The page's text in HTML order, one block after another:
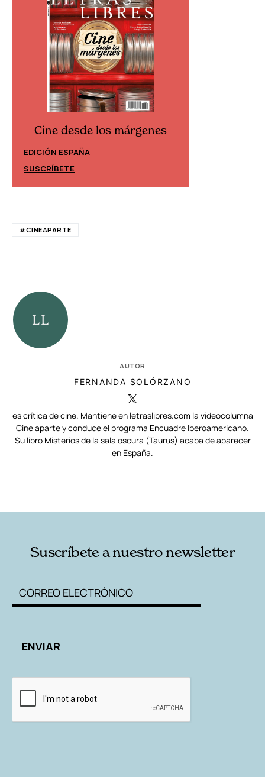
Cine desde los márgenes
EDICIÓN ESPAÑA
SUSCRÍBETE
#CINEAPARTE
AUTOR
FERNANDA SOLÓRZANO
es crítica de cine. Mantiene en letraslibres.com la videocolumna
Cine aparte y conduce el programa Encuadre Iberoamericano.
Su libro Misterios de la sala oscura (Taurus) acaba de aparecer
en España.
Suscríbete a nuestro newsletter